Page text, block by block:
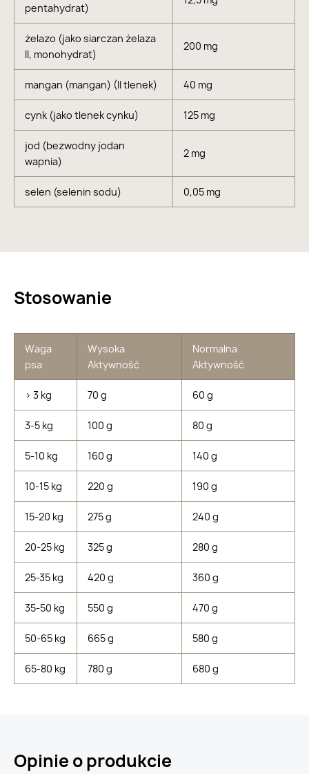
pentahydrat)
żelazo (jako siarczan żelaza
II, monohydrat)
200 mg
mangan (mangan) (II tlenek) 40 mg
cynk (jako tlenek cynku) 125 mg
jod (bezwodny jodan
wapnia)
2 mg
selen (selenin sodu) 0,05 mg
Stosowanie
Waga
psa
Wysoka
Aktywność
Normalna
Aktywność
> 3 kg 70 g 60 g
3-5 kg 100 g 80 g
5-10 kg 160 g 140 g
10-15 kg 220 g 190 g
15-20 kg 275 g 240 g
20-25 kg 325 g 280 g
25-35 kg 420 g 360 g
35-50 kg 550 g 470 g
50-65 kg 665 g 580 g
65-80 kg 780 g 680 g
Opinie o produkcie